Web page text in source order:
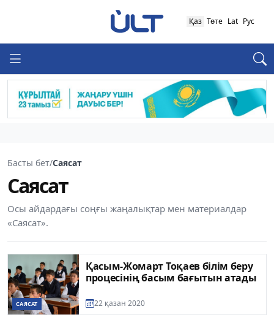
Қаз Төте Lat Рус
Басты бет/Саясат
Саясат
Осы айдардағы соңғы жаңалықтар мен материалдар
«Саясат».
САЯСАТ
Қасым-Жомарт Тоқаев білім беру
процесінің басым бағытын атады
22 қазан 2020